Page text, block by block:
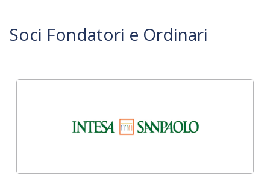
Soci Fondatori e Ordinari